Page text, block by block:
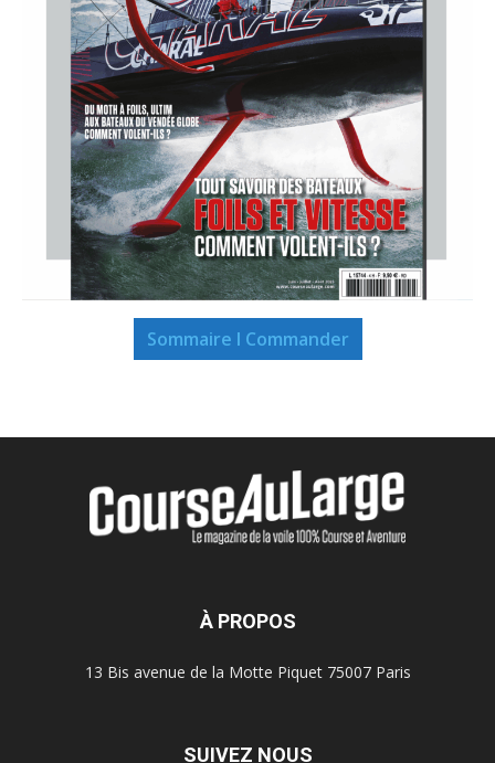
Sommaire I Commander
À PROPOS
13 Bis avenue de la Motte Piquet 75007 Paris
SUIVEZ NOUS